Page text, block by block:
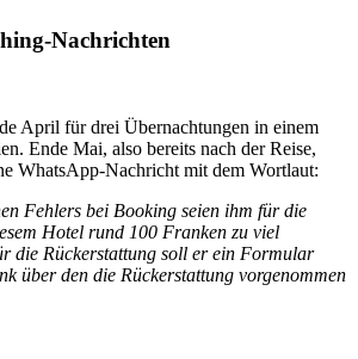
Nachrichten
April für drei Übernachtungen in einem
Ende Mai, also bereits nach der Reise,
WhatsApp-Nachricht mit dem Wortlaut:
Fehlers bei Booking seien ihm für die
Hotel rund 100 Franken zu viel
die Rückerstattung soll er ein Formular
über den die Rückerstattung vorgenommen